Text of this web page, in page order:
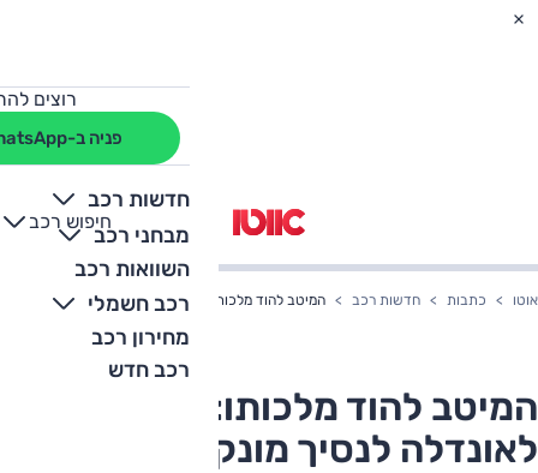
רוצים
פניה ב-WhatsApp
חדשות רכב
מבחני רכב
השוואות רכב
רכב חשמלי
מחירון רכב
רכב חדש
חיפוש רכב
+
-
אוטו כתבות חדשות רכב המיטב להוד מלכותו: לקסוס LS לאונדלה לנסיך מונקו
לאונדלה לנסיך מונקו